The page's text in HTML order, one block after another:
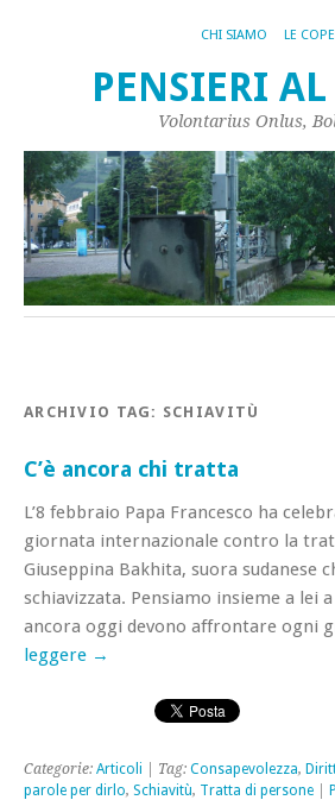
CHI SIAMO LE
PENSIERI
Volontarius Onlus,
ARCHIVIO TAG: SCHIAVITÙ
C’è ancora chi tratta
L’8 febbraio Papa Francesco ha
giornata internazionale contro la
Giuseppina Bakhita, suora sudanese
schiavizzata. Pensiamo insieme a lei
ancora oggi devono affrontare ogni
leggere →
Categorie: Articoli | Tag: Consapevolezza,
parole per dirlo, Schiavitù, Tratta di persone